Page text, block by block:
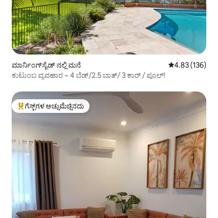
ಮಾರ್ನಿಂಗ್‌ಸೈಡ್ ನಲ್ಲಿ ಮನೆ 5 ರಲ್ಲಿ 4.83
4.83 (136)
ಕುಟುಂಬ ವ್ಯವಹಾರ ~ 4 ಬೆಡ್/2.5 ಬಾತ್/ 3 ಕಾರ್ / ಪೂಲ್!
ಗೆಸ್ಟ್‌ಗಳಿಗೆ ಅತಿ ಹೆಚ್ಚು ಅಚ್ಚುಮೆಚ್ಚಿನದು
ಗೆಸ್ಟ್‌ಗಳ ಅಚ್ಚುಮೆಚ್ಚಿನದು